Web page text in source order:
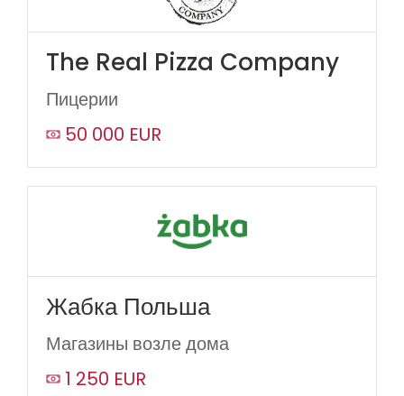
The Real Pizza Company
Пицерии
50 000 EUR
Жабка Польша
Магазины возле дома
1 250 EUR